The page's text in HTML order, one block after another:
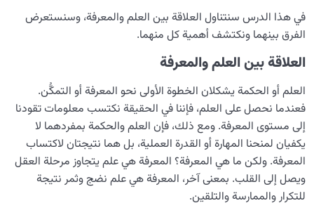
في هذا الدرس سنتناول العلاقة بين العلم والمعرفة، وسنستعرض
الفرق بينهما ونكتشف أهمية كل منهما.
العلاقة بين العلم والمعرفة
العلم أو الحكمة يشكلان الخطوة الأولى نحو المعرفة أو التمكُّن.
فعندما نحصل على العلم، فإننا في الحقيقة نكتسب معلومات تقودنا
إلى مستوى المعرفة. ومع ذلك، فإن العلم والحكمة بمفردهما لا
يكفيان لمنحنا المهارة أو القدرة العملية، بل هما نتيجتان لاكتساب
المعرفة. ولكن ما هي المعرفة؟ المعرفة هي علم يتجاوز مرحلة العقل
ويصل إلى القلب. بمعنى آخر، المعرفة هي علم نضج وثمر نتيجة
للتكرار والممارسة والتلقين.